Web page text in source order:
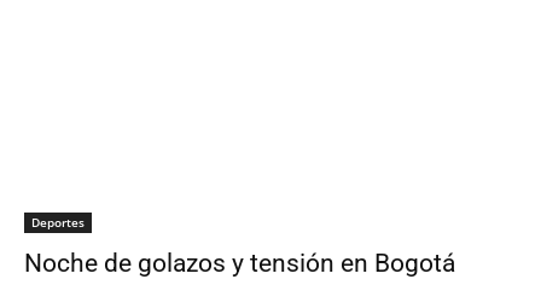
Deportes
Noche de golazos y tensión en Bogotá